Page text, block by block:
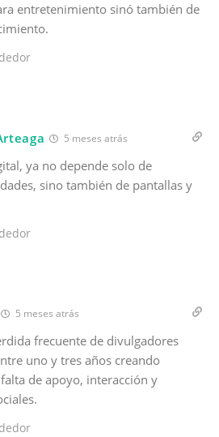
entretenimiento sinó también de
5 meses atrás
ya no depende solo de
sino también de pantallas y
5 meses atrás
frecuente de divulgadores
uno y tres años creando
de apoyo, interacción y